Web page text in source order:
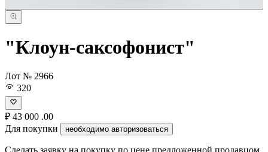
"Клоун-саксофонист"
Лот № 2966
320
₽ 43 000 .00
Для покупки
необходимо авторизоваться
Сделать заявку на покупку по цене предложенной продавцом.